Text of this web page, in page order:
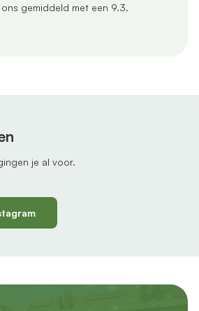
gemiddeld met een 9.3.
je al voor.